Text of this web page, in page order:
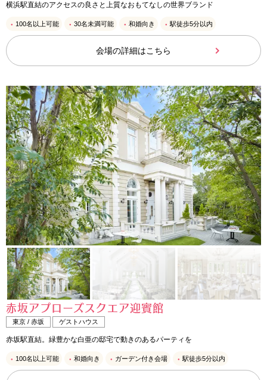
横浜駅直結のアクセスの良さと上質なおもてなしの世界ブランド
100名以上可能 30名未満可能 和婚向き 駅徒歩5分以内
会場の詳細はこちら
赤坂アプローズスクエア迎賓館
東京 / 赤坂 ゲストハウス
赤坂駅直結。緑豊かな白亜の邸宅で動きのあるパーティを
100名以上可能 和婚向き ガーデン付き会場 駅徒歩5分以内